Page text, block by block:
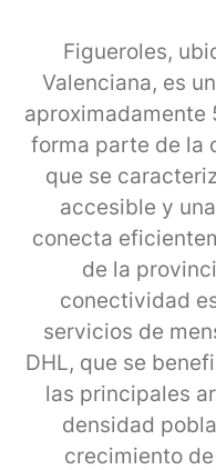
Figueroles,
Valenciana, es
aproximadamente
forma parte de la
que se
accesible y
conecta
de la
conectividad
servicios de
DHL, que se
las principales
densidad
crecimiento